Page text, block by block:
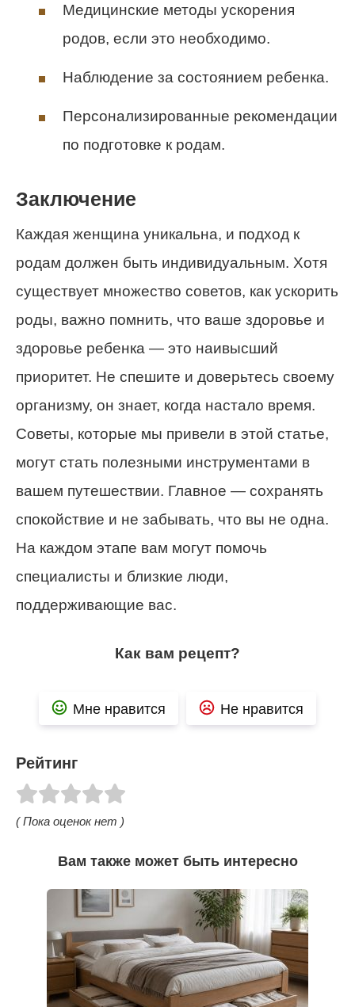
Медицинские методы ускорения
родов, если это необходимо.
Наблюдение за состоянием ребенка.
Персонализированные рекомендации
по подготовке к родам.
Заключение
Каждая женщина уникальна, и подход к
родам должен быть индивидуальным. Хотя
существует множество советов, как ускорить
роды, важно помнить, что ваше здоровье и
здоровье ребенка — это наивысший
приоритет. Не спешите и доверьтесь своему
организму, он знает, когда настало время.
Советы, которые мы привели в этой статье,
могут стать полезными инструментами в
вашем путешествии. Главное — сохранять
спокойствие и не забывать, что вы не одна.
На каждом этапе вам могут помочь
специалисты и близкие люди,
поддерживающие вас.
Как вам рецепт?
Мне нравится Не нравится
Рейтинг
( Пока оценок нет )
Вам также может быть интересно